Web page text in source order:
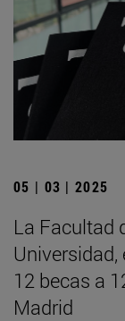
05 | 03 | 2025
La Facultad
Universidad,
12 becas a
Madrid